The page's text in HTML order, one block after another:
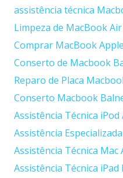
assistência técnica
Limpeza de MacBook
Comprar MacBook
Conserto de Macbook
Reparo de Placa
Conserto Macbook
Assistência Técnica
Assistência
Assistência Técnica
Assistência Técnica